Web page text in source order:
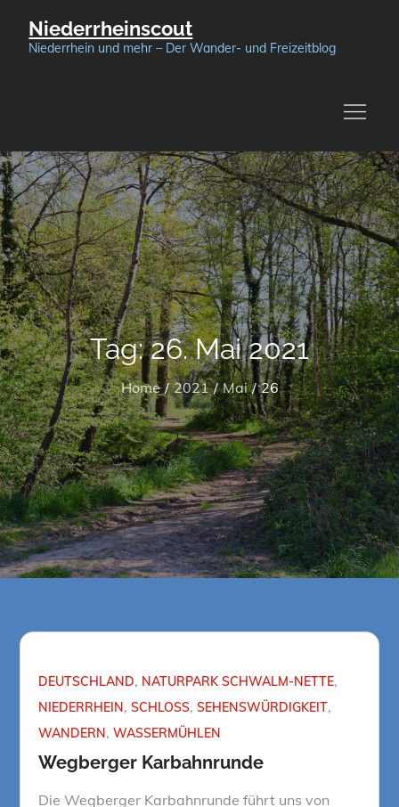
Niederrheinscout
Niederrhein und mehr – Der Wander- und Freizeitblog
Tag:26. Mai 2021
Home 2021 Mai 26
DEUTSCHLAND NATURPARK SCHWALM-NETTE
NIEDERRHEIN SCHLOSS SEHENSWÜRDIGKEIT
WANDERN WASSERMÜHLEN
Wegberger Karbahnrunde
Die Wegberger Karbahnrunde führt uns von